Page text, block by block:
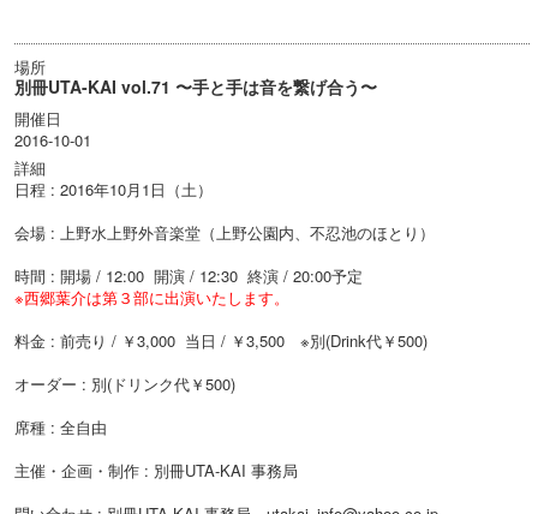
場所
別冊UTA-KAI vol.71 〜手と手は音を繋げ合う〜
開催日
2016-10-01
詳細
日程 : 2016年10月1日（土）
会場 : 上野水上野外音楽堂（上野公園内、不忍池のほとり）
時間 : 開場 / 12:00 開演 / 12:30 終演 / 20:00予定
※西郷葉介は第３部に出演いたします。
料金 : 前売り / ￥3,000 当日 / ￥3,500 ※別(Drink代￥500)
​オーダー : 別(ドリンク代￥500)
席種 : 全自由
主催・企画・制作 : 別冊UTA-KAI 事務局